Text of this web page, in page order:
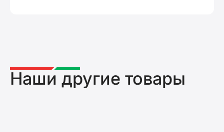
Наши другие товары